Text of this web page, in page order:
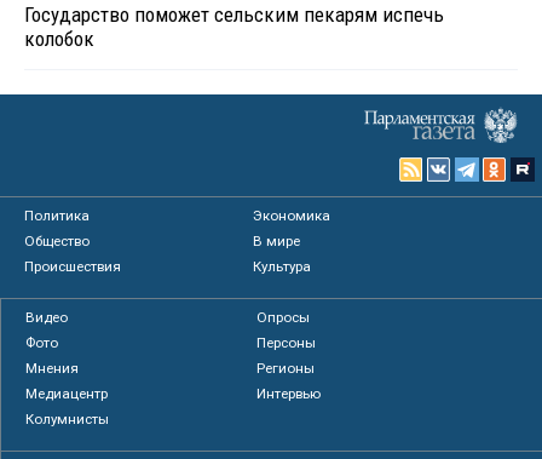
Государство поможет сельским пекарям испечь
колобок
Политика
Экономика
Общество
В мире
Происшествия
Культура
Видео
Опросы
Фото
Персоны
Мнения
Регионы
Медиацентр
Интервью
Колумнисты